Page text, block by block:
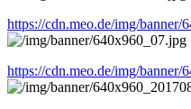
https://cdn.meo.de/img/banner/
https://cdn.meo.de/img/banner/